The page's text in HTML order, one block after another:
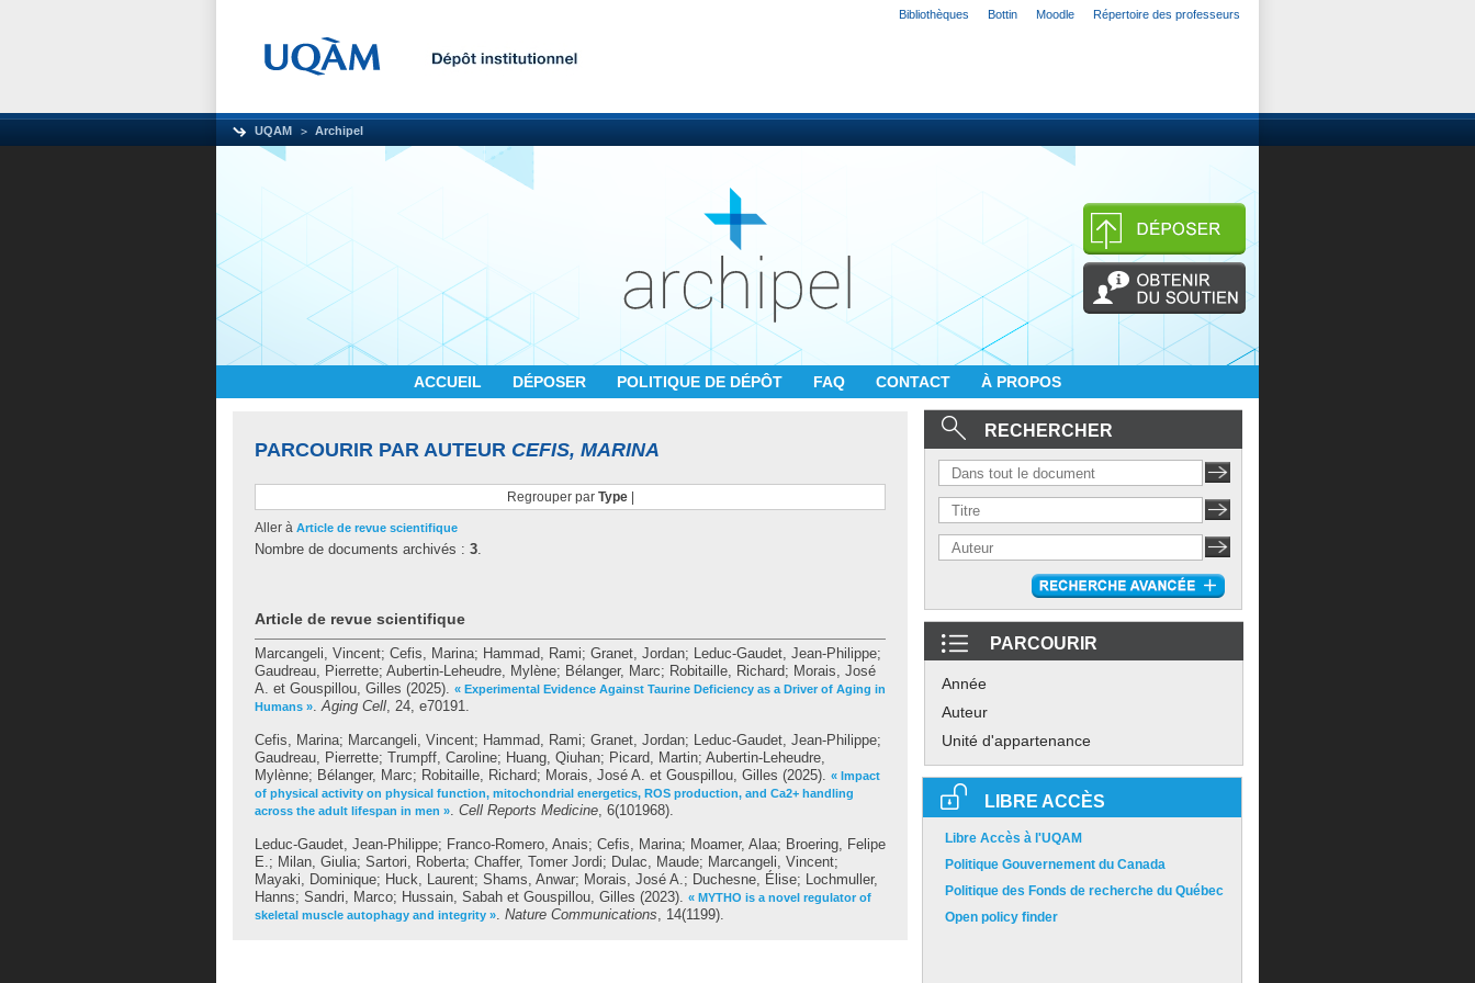
Bibliothèques Bottin Moodle Répertoire des professeurs
UQAM Archipel
ACCUEIL DÉPOSER POLITIQUE DE DÉPÔT FAQ CONTACT À PROPOS
PARCOURIR PAR AUTEUR CEFIS, MARINA
Regrouper par Type|
Aller à Article de revue scientifique
Nombre de documents archivés : 3.
Article de revue scientifique
Marcangeli, Vincent; Cefis, Marina; Hammad, Rami; Granet, Jordan; Leduc-Gaudet, Jean-Philippe;
Gaudreau, Pierrette; Aubertin-Leheudre, Mylène; Bélanger, Marc; Robitaille, Richard; Morais, José
A. et Gouspillou, Gilles (2025). « Experimental Evidence Against Taurine Deficiency as a Driver of Aging in
Humans ».Aging Cell, 24, e70191.
Cefis, Marina; Marcangeli, Vincent; Hammad, Rami; Granet, Jordan; Leduc-Gaudet, Jean-Philippe;
Gaudreau, Pierrette; Trumpff, Caroline; Huang, Qiuhan; Picard, Martin; Aubertin-Leheudre,
Mylènne; Bélanger, Marc; Robitaille, Richard; Morais, José A. et Gouspillou, Gilles (2025). « Impact
of physical activity on physical function, mitochondrial energetics, ROS production, and Ca2+ handling
across the adult lifespan in men ». Cell Reports Medicine, 6(101968).
Leduc-Gaudet, Jean-Philippe; Franco-Romero, Anais; Cefis, Marina; Moamer, Alaa; Broering, Felipe
E.; Milan, Giulia; Sartori, Roberta; Chaffer, Tomer Jordi; Dulac, Maude; Marcangeli, Vincent;
Mayaki, Dominique; Huck, Laurent; Shams, Anwar; Morais, José A.; Duchesne, Élise; Lochmuller,
Hanns; Sandri, Marco; Hussain, Sabah et Gouspillou, Gilles (2023). « MYTHO is a novel regulator of
skeletal muscle autophagy and integrity ». Nature Communications, 14(1199).
RECHERCHER
PARCOURIR
Année
Auteur
Unité d'appartenance
LIBRE ACCÈS
Libre Accès à l'UQAM
Politique Gouvernement du Canada
Politique des Fonds de recherche du Québec
Open policy finder